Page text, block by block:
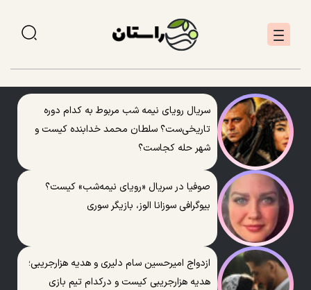
سریال رویای نیمه شب مربوط به کدام دوره
تاریخی‌ست؟ سلطان محمد خدابنده کیست و
شهر حله کجاست؟
صوفیا در سریال «رویای نیمه‌شب» کیست؟
بیوگرافی سوزانا الوز، بازیگر سوری
ازدواج امیرحسین سام دلیری و هدیه هزارجریبی؛
هدیه هزارجریبی کیست و درکدام تیم بازی